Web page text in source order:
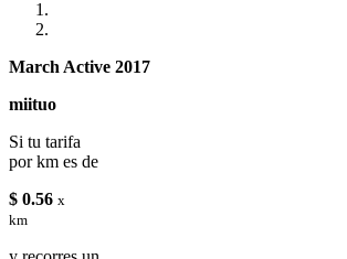
March Active 2017
miituo
Si tu tarifa
por km es de
$ 0.56 x
km